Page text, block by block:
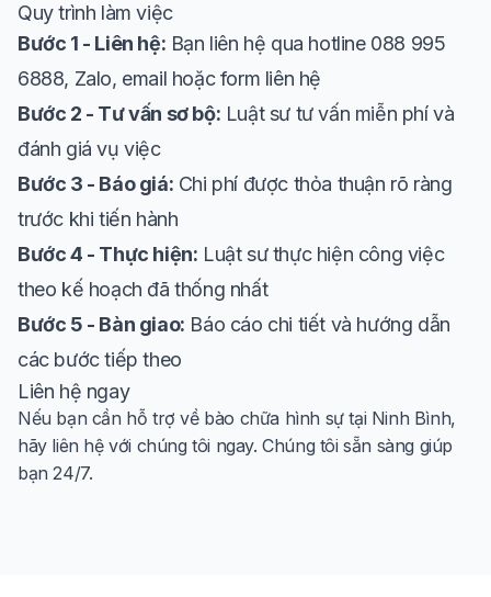
Quy trình làm việc
Bước 1 - Liên hệ: Bạn liên hệ qua hotline 088 995
6888, Zalo, email hoặc form liên hệ
Bước 2 - Tư vấn sơ bộ: Luật sư tư vấn miễn phí và
đánh giá vụ việc
Bước 3 - Báo giá: Chi phí được thỏa thuận rõ ràng
trước khi tiến hành
Bước 4 - Thực hiện: Luật sư thực hiện công việc
theo kế hoạch đã thống nhất
Bước 5 - Bàn giao: Báo cáo chi tiết và hướng dẫn
các bước tiếp theo
Liên hệ ngay
Nếu bạn cần hỗ trợ về bào chữa hình sự tại Ninh Bình,
hãy liên hệ với chúng tôi ngay. Chúng tôi sẵn sàng giúp
bạn 24/7.